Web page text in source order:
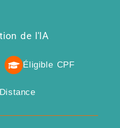
de l'IA
Éligible CPF